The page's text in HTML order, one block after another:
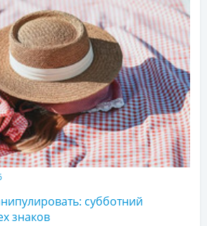
субботний
знаков